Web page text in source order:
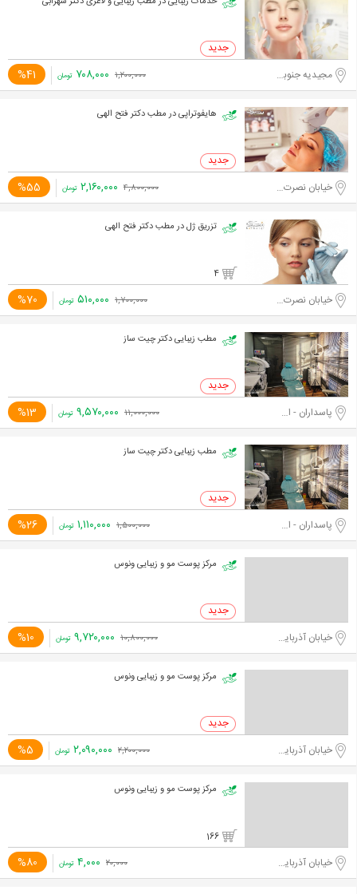
مجیدیه جنوبی %41 ۱,۲۰۰,۰۰۰ ۷۰۸,۰۰۰ تومان
هایفوتراپی در مطب دکتر فتح الهی
خیابان نصرت غربی %55 ۴,۸۰۰,۰۰۰ ۲,۱۶۰,۰۰۰ تومان
تزریق ژل در مطب دکتر فتح الهی
4
خیابان نصرت غربی %70 ۱,۷۰۰,۰۰۰ ۵۱۰,۰۰۰ تومان
مطب زیبایی دکتر چیت ساز
پاسداران - اختیاریه جنوبی %13 ۱۱,۰۰۰,۰۰۰ ۹,۵۷۰,۰۰۰ تومان
مطب زیبایی دکتر چیت ساز
پاسداران - اختیاریه جنوبی %26 ۱,۵۰۰,۰۰۰ ۱,۱۱۰,۰۰۰ تومان
مرکز پوست مو و زیبایی ونوس
خیابان آذربایجان %10 ۱۰,۸۰۰,۰۰۰ ۹,۷۲۰,۰۰۰ تومان
مرکز پوست مو و زیبایی ونوس
خیابان آذربایجان %5 ۲,۲۰۰,۰۰۰ ۲,۰۹۰,۰۰۰ تومان
مرکز پوست مو و زیبایی ونوس
166
خیابان آذربایجان %80 ۲۰,۰۰۰ ۴,۰۰۰ تومان